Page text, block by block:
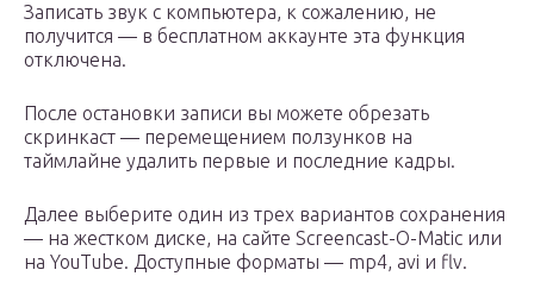
Записать звук с компьютера, к сожалению, не
получится — в бесплатном аккаунте эта функция
отключена.
После остановки записи вы можете обрезать
скринкаст — перемещением ползунков на
таймлайне удалить первые и последние кадры.
Далее выберите один из трех вариантов сохранения
— на жестком диске, на сайте Screencast-O-Matic или
на YouTube. Доступные форматы — mp4, avi и flv.